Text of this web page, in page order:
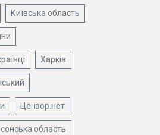
Київська область
Харків
Цензор.нет
область